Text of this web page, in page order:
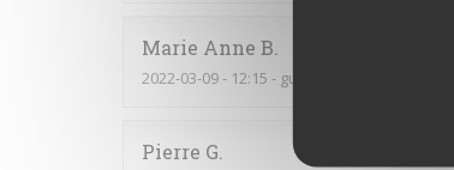
Marie Anne B
2022-03-09- 12:15 - guests 2
Pierre G